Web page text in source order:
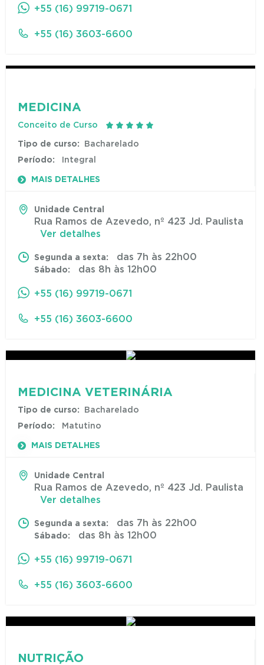
+55 (16) 99719-0671
+55 (16) 3603-6600
MEDICINA
Conceito de Curso
Tipo de curso: Bacharelado
Período: Integral
MAIS DETALHES
Unidade Central
Rua Ramos de Azevedo, nº 423 Jd. Paulista
Ver detalhes
Segunda a sexta: das 7h às 22h00
Sábado: das 8h às 12h00
+55 (16) 99719-0671
+55 (16) 3603-6600
MEDICINA VETERINÁRIA
Tipo de curso: Bacharelado
Período: Matutino
MAIS DETALHES
Unidade Central
Rua Ramos de Azevedo, nº 423 Jd. Paulista
Ver detalhes
Segunda a sexta: das 7h às 22h00
Sábado: das 8h às 12h00
+55 (16) 99719-0671
+55 (16) 3603-6600
NUTRIÇÃO